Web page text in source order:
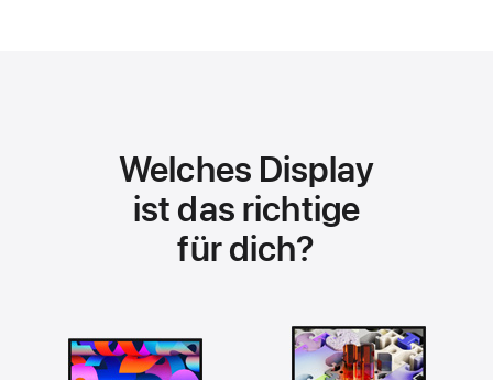
Welches Dis­play
ist das richtige
für dich?